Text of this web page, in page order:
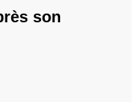
son